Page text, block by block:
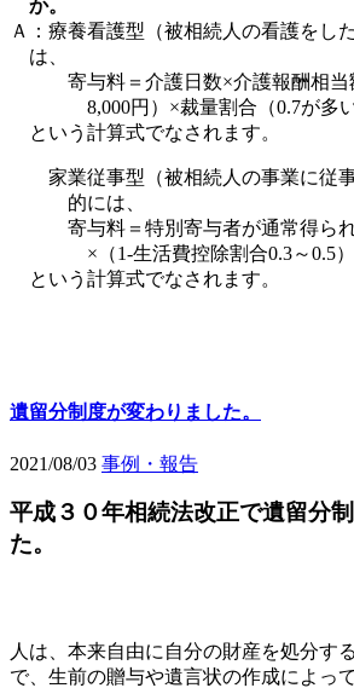
か。
Ａ：療養看護型（被相続人の看護をし
は、
寄与料＝介護日数×介護報酬相当
8,000円）×裁量割合（0.7が多い
という計算式でなされます。
家業従事型（被相続人の事業に従
的には、
寄与料＝特別寄与者が通常得ら
×（1-生活費控除割合0.3～0.5
という計算式でなされます。
遺留分制度が変わりました。
2021/08/03 事例・報告
平成３０年相続法改正で遺留分
た。
人は、本来自由に自分の財産を処分す
で、生前の贈与や遺言状の作成によっ